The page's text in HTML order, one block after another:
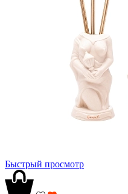
Быстрый просмотр